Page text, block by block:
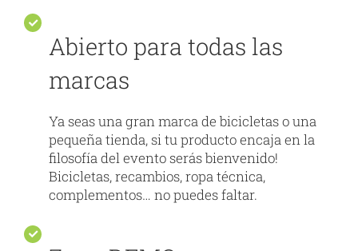
Abierto para todas las
marcas
Ya seas una gran marca de bicicletas o una
pequeña tienda, si tu producto encaja en la
filosofía del evento serás bienvenido!
Bicicletas, recambios, ropa técnica,
complementos… no puedes faltar.